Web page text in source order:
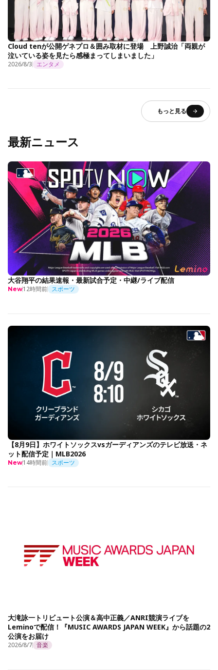
Cloud tenが公開ゲネプロ＆囲み取材に登場 上野誠治「両親が
泣いている姿を見たら感極まってしまいました」
2026/8/3 エンタメ
もっと見る
最新ニュース
大谷翔平の結果速報・最新試合予定・中継/ライブ配信
New12時間前 スポーツ
【8月9日】ホワイトソックスvsガーディアンズのテレビ放送・ネ
ット配信予定｜MLB2026
New14時間前 スポーツ
大滝詠一トリビュート公演＆高中正義／ANRI競演ライブを
Leminoで配信！『MUSIC AWARDS JAPAN WEEK』から話題の2
公演をお届け
2026/8/7 音楽